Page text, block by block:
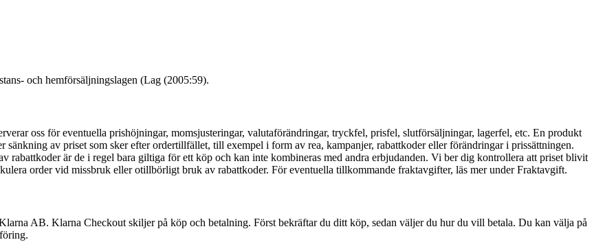
och hemförsäljningslagen (Lag (2005:59).
oss för eventuella prishöjningar, momsjusteringar, valutaförändringar, tryckfel, prisfel, slutförsäljningar, lagerfel, etc. En produkt
av priset som sker efter ordertillfället, till exempel i form av rea, kampanjer, rabattkoder eller förändringar i prissättningen.
rabattkoder är de i regel bara giltiga för ett köp och kan inte kombineras med andra erbjudanden. Vi ber dig kontrollera att priset blivit
order vid missbruk eller otillbörligt bruk av rabattkoder. För eventuella tillkommande fraktavgifter, läs mer under Fraktavgift.
AB. Klarna Checkout skiljer på köp och betalning. Först bekräftar du ditt köp, sedan väljer du hur du vill betala. Du kan välja på